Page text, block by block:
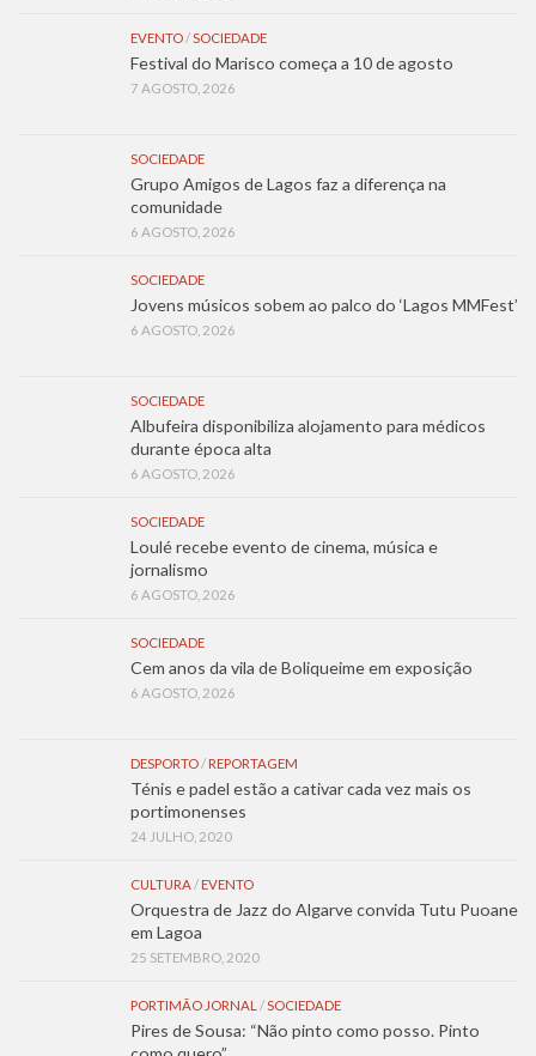
EVENTO/SOCIEDADE
Festival do Marisco começa a 10 de agosto
7 AGOSTO, 2026
SOCIEDADE
Grupo Amigos de Lagos faz a diferença na
comunidade
6 AGOSTO, 2026
SOCIEDADE
Jovens músicos sobem ao palco do ‘Lagos MMFest’
6 AGOSTO, 2026
SOCIEDADE
Albufeira disponibiliza alojamento para médicos
durante época alta
6 AGOSTO, 2026
SOCIEDADE
Loulé recebe evento de cinema, música e
jornalismo
6 AGOSTO, 2026
SOCIEDADE
Cem anos da vila de Boliqueime em exposição
6 AGOSTO, 2026
DESPORTO/ REPORTAGEM
Ténis e padel estão a cativar cada vez mais os
portimonenses
24 JULHO, 2020
CULTURA/ EVENTO
Orquestra de Jazz do Algarve convida Tutu Puoane
em Lagoa
25 SETEMBRO, 2020
PORTIMÃO JORNAL /SOCIEDADE
Pires de Sousa: “Não pinto como posso. Pinto